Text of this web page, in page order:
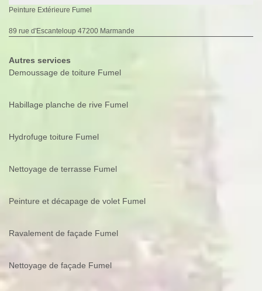
Peinture Extérieure Fumel
89 rue d'Escanteloup 47200 Marmande
Autres services
Demoussage de toiture Fumel
Habillage planche de rive Fumel
Hydrofuge toiture Fumel
Nettoyage de terrasse Fumel
Peinture et décapage de volet Fumel
Ravalement de façade Fumel
Nettoyage de façade Fumel